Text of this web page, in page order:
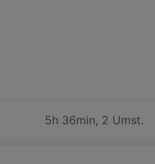
5h 36min, 2 Umst.